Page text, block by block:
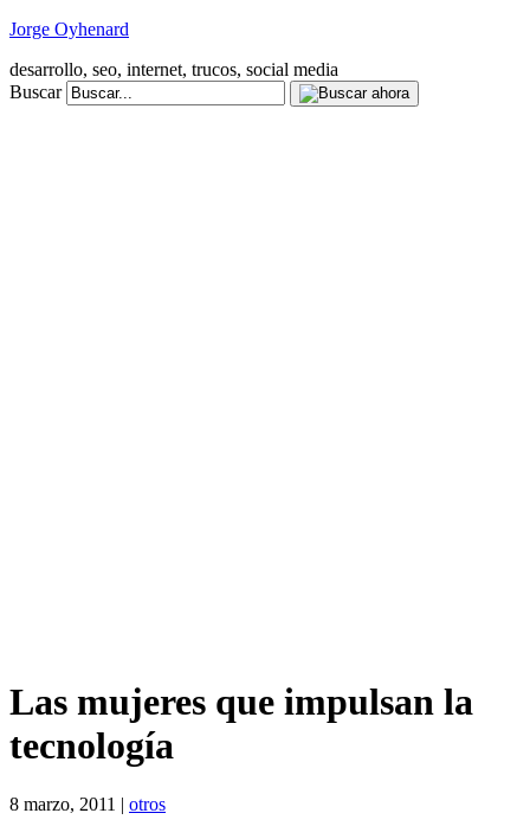
Jorge Oyhenard
desarrollo, seo, internet, trucos, social media
Buscar
Las mujeres que impulsan la
tecnología
8 marzo, 2011 | otros